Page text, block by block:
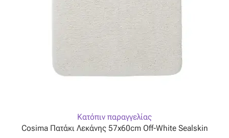
Φιλ-κουπέ
Ψάθα
Κατόπιν παραγγελίας
Cosima Πατάκι Λεκάνης 57x60cm Off-White Sealskin